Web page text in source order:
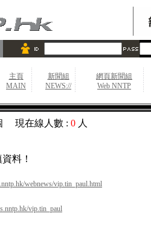
主頁
MAIN
新聞組
NEWS://
網頁新聞組
Web NNTP
現在線人數 : 0 人
料！
webnews/vip.tin_paul.html
vip.tin_paul